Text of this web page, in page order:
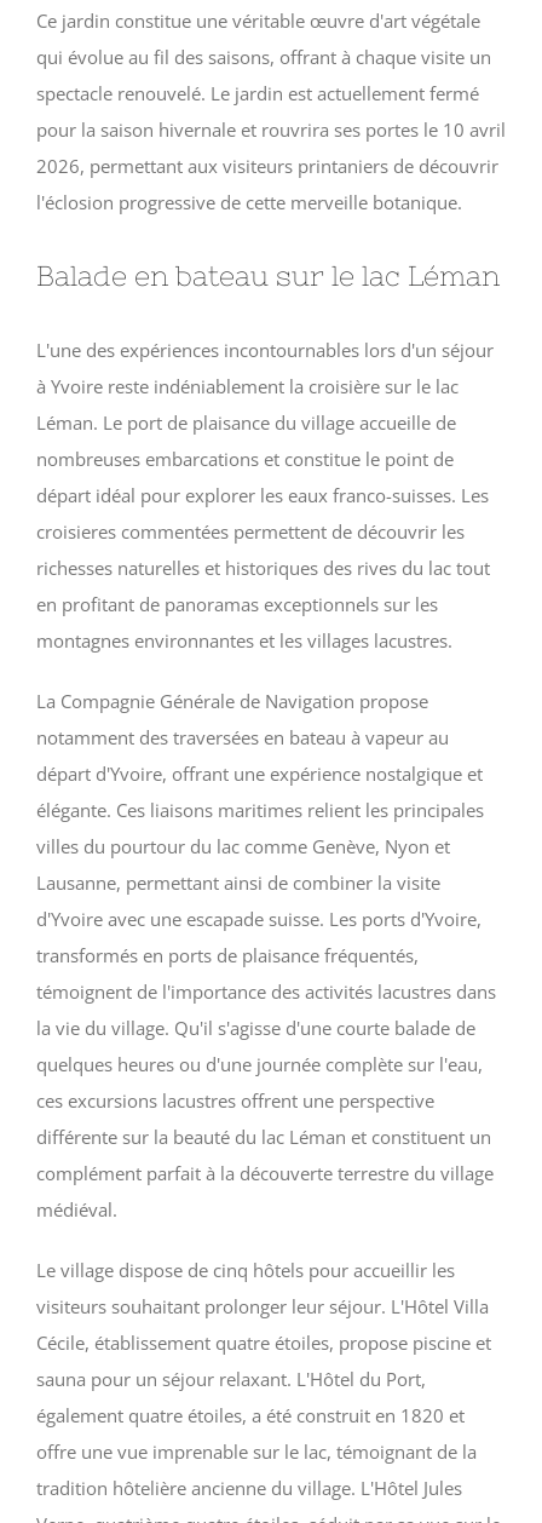
Ce jardin constitue une véritable œuvre d'art végétale
qui évolue au fil des saisons, offrant à chaque visite un
spectacle renouvelé. Le jardin est actuellement fermé
pour la saison hivernale et rouvrira ses portes le 10 avril
2026, permettant aux visiteurs printaniers de découvrir
l'éclosion progressive de cette merveille botanique.
Balade en bateau sur le lac Léman
L'une des expériences incontournables lors d'un séjour
à Yvoire reste indéniablement la croisière sur le lac
Léman. Le port de plaisance du village accueille de
nombreuses embarcations et constitue le point de
départ idéal pour explorer les eaux franco-suisses. Les
croisieres commentées permettent de découvrir les
richesses naturelles et historiques des rives du lac tout
en profitant de panoramas exceptionnels sur les
montagnes environnantes et les villages lacustres.
La Compagnie Générale de Navigation propose
notamment des traversées en bateau à vapeur au
départ d'Yvoire, offrant une expérience nostalgique et
élégante. Ces liaisons maritimes relient les principales
villes du pourtour du lac comme Genève, Nyon et
Lausanne, permettant ainsi de combiner la visite
d'Yvoire avec une escapade suisse. Les ports d'Yvoire,
transformés en ports de plaisance fréquentés,
témoignent de l'importance des activités lacustres dans
la vie du village. Qu'il s'agisse d'une courte balade de
quelques heures ou d'une journée complète sur l'eau,
ces excursions lacustres offrent une perspective
différente sur la beauté du lac Léman et constituent un
complément parfait à la découverte terrestre du village
médiéval.
Le village dispose de cinq hôtels pour accueillir les
visiteurs souhaitant prolonger leur séjour. L'Hôtel Villa
Cécile, établissement quatre étoiles, propose piscine et
sauna pour un séjour relaxant. L'Hôtel du Port,
également quatre étoiles, a été construit en 1820 et
offre une vue imprenable sur le lac, témoignant de la
tradition hôtelière ancienne du village. L'Hôtel Jules